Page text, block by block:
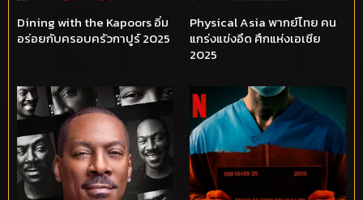
Dining with the Kapoors อิ่ม
อร่อยกับครอบครัวกาปูร์ 2025
Physical Asia พากย์ไทย คน
แกร่งแข่งอึด ศึกแห่งเอเชีย
2025